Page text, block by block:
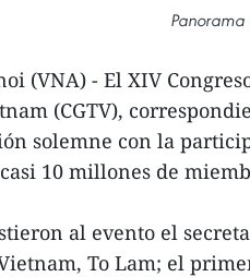
Panorama
(VNA) - El XIV
(CGTV),
solemne con la
10 millones de
al evento el
To Lam; el